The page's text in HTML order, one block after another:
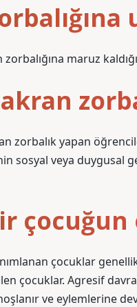
maruz
zorbalık yapan
sosyal veya duygusal
çocuklar
çocuklar. Agresif
ve eylemlerine